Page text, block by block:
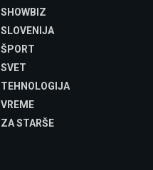
SHOWBIZ
SLOVENIJA
ŠPORT
SVET
TEHNOLOGIJA
VREME
ZA STARŠE